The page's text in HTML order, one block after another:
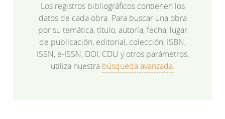
Los registros bibliográficos contienen los
datos de cada obra. Para buscar una obra
por su temática, título, autoría, fecha, lugar
de publicación, editorial, colección, ISBN,
ISSN, e-ISSN, DOI, CDU y otros parámetros,
utiliza nuestra búsqueda avanzada.